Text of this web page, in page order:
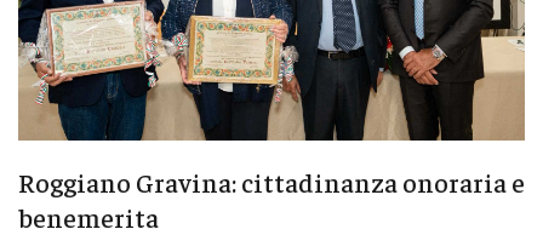
Roggiano Gravina: cittadinanza onoraria e
benemerita